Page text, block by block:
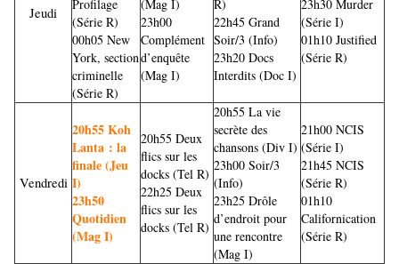
Jeudi
Profilage
(Série R)
00h05 New
York, section
criminelle
(Série R)
(Mag I)
23h00
Complément
d’enquête
(Mag I)
R)
22h45 Grand
Soir/3 (Info)
23h20 Docs
Interdits (Doc I)
23h30 Murder
(Série I)
01h10 Justified
(Série R)
Vendredi
20h55 Koh
Lanta : la
finale (Jeu
I)
23h50
Quotidien
(Mag I)
20h55 Deux
flics sur les
docks (Tel R)
22h25 Deux
flics sur les
docks (Tel R)
20h55 La vie
secrète des
chansons (Div I)
23h00 Soir/3
(Info)
23h25 Drôle
d’endroit pour
une rencontre
(Mag I)
21h00 NCIS
(Série I)
21h45 NCIS
(Série R)
01h10
Californication
(Série R)